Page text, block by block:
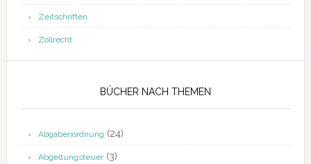
Zeitschriften
Zollrecht
BÜCHER NACH THEMEN
Abgabenordnung (24)
Abgeltungsteuer(3)